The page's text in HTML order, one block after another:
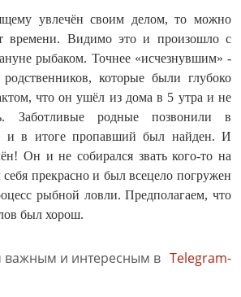
увлечён своим делом, то можно
времени. Видимо это и произошло с
рыбаком. Точнее «исчезнувшим» -
которые были глубоко
что он ушёл из дома в 5 утра и не
Заботливые родные позвонили в
и в итоге пропавший был найден. И
Он и не собирался звать кого-то на
прекрасно и был всецело погружен
рыбной ловли. Предполагаем, что
был хорош.
важным и интересным в Telegram-